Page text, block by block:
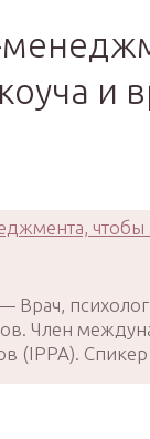
и
Врач,
Член
(IPPA).